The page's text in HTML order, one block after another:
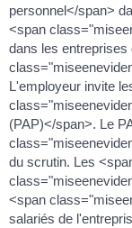
personnel</span>
<span
dans les entreprises
L'employeur invite
(PAP)</span>. Le
du scrutin. Les
<span
salariés de